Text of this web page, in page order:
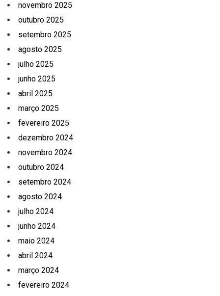
novembro 2025
outubro 2025
setembro 2025
agosto 2025
julho 2025
junho 2025
abril 2025
março 2025
fevereiro 2025
dezembro 2024
novembro 2024
outubro 2024
setembro 2024
agosto 2024
julho 2024
junho 2024
maio 2024
abril 2024
março 2024
fevereiro 2024